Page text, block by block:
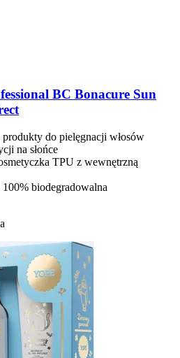
BC Bonacure Sun
do pielęgnacji włosów
na słońce
TPU z wewnętrzną
biodegradowalna